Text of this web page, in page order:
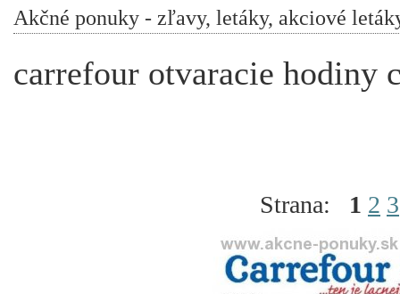
Akčné ponuky - zľavy, letáky, akciové
carrefour otvaracie hodiny
Strana: 1 2 3